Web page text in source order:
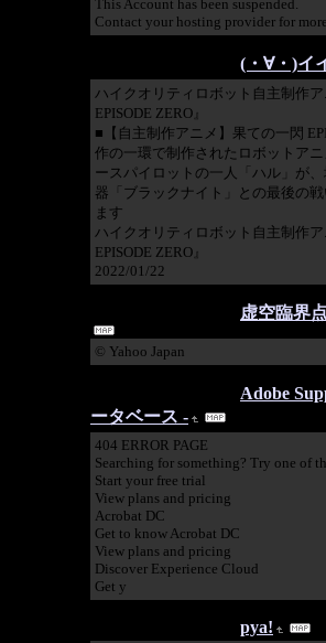
This Account has been suspended.
Contact your hosting provider for
(・∀・)イ
ハイクオリティロボット自主制作
EPISODE ZERO』
■【自主制作アニメ】果ての一閃
作の一環で制作されたロボットア
ースパイロットの一人「ハル」が
器「ブラックナイト」との最後の
ます
ハイクオリティロボット自主制作
EPISODE ZERO』
2022/01/22
虚空臨界
© Yahoo Japan
Adobe
ータベース -
404 ERROR PAGE
Searching for something? Try one of
Start your free trial
View plans and pricing
Acrobat DC
Get to know Acrobat DC
View plans and pricing
Discover Experience Cloud
Get y
pya!